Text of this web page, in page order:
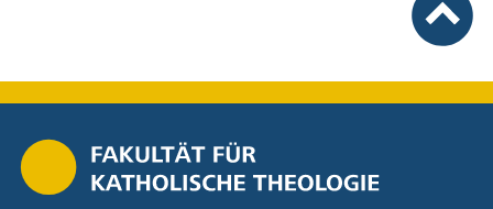
nach